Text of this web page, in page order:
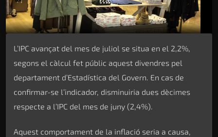
L’IPC avançat del mes de juliol se situa en el 2,2%,
segons el càlcul fet públic aquest divendres pel
departament d’Estadística del Govern. En cas de
confirmar-se l’indicador, disminuiria dues dècimes
respecte a l’IPC del mes de juny (2,4%).
Aquest comportament de la inflació seria a causa,